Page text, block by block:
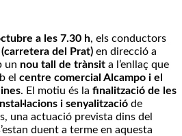
a les 7.30 h, els conductors
del Prat) en direcció a
un nou tall de trànsit a l’enllaç que
el centre comercial Alcampo i el
. El motiu és la finalització de les
i senyalització de
una actuació prevista dins del
duent a terme en aquesta